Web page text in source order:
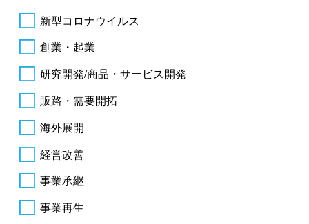
新型コロナウイルス
創業・起業
研究開発/商品・サービス開発
販路・需要開拓
海外展開
経営改善
事業承継
事業再生